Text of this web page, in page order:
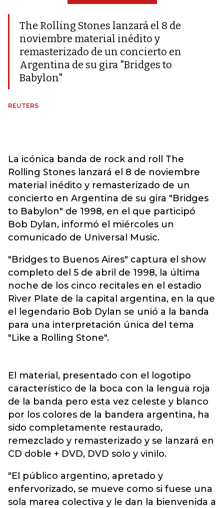
The Rolling Stones lanzará el 8 de
noviembre material inédito y
remasterizado de un concierto en
Argentina de su gira "Bridges to
Babylon"
REUTERS
La icónica banda de rock and roll The
Rolling Stones lanzará el 8 de noviembre
material inédito y remasterizado de un
concierto en Argentina de su gira "Bridges
to Babylon" de 1998, en el que participó
Bob Dylan, informó el miércoles un
comunicado de Universal Music.
"Bridges to Buenos Aires" captura el show
completo del 5 de abril de 1998, la última
noche de los cinco recitales en el estadio
River Plate de la capital argentina, en la que
el legendario Bob Dylan se unió a la banda
para una interpretación única del tema
"Like a Rolling Stone".
El material, presentado con el logotipo
característico de la boca con la lengua roja
de la banda pero esta vez celeste y blanco
por los colores de la bandera argentina, ha
sido completamente restaurado,
remezclado y remasterizado y se lanzará en
CD doble + DVD, DVD solo y vinilo.
"El público argentino, apretado y
enfervorizado, se mueve como si fuese una
sola marea colectiva y le dan la bienvenida a